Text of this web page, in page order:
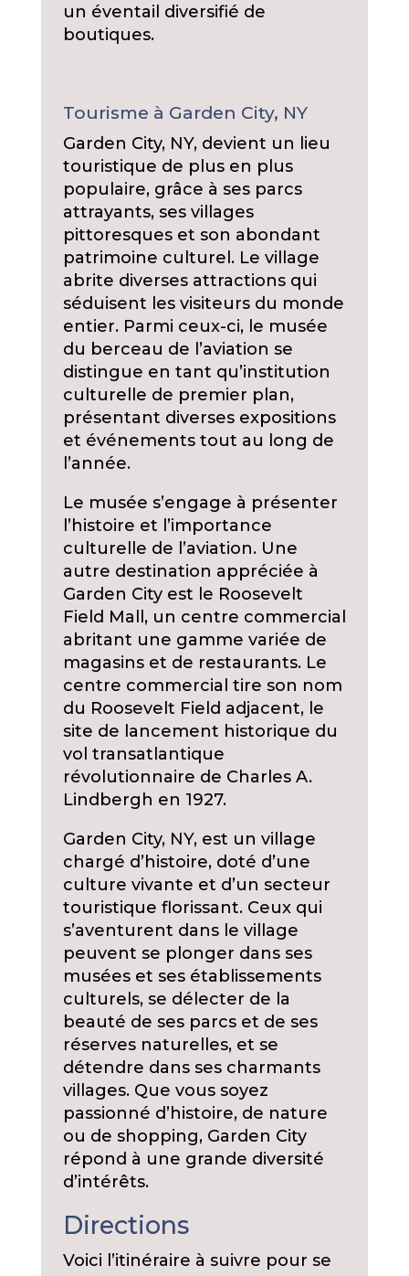
un éventail diversifié de
boutiques.
Tourisme à Garden City, NY
Garden City, NY, devient un lieu
touristique de plus en plus
populaire, grâce à ses parcs
attrayants, ses villages
pittoresques et son abondant
patrimoine culturel. Le village
abrite diverses attractions qui
séduisent les visiteurs du monde
entier. Parmi ceux-ci, le musée
du berceau de l’aviation se
distingue en tant qu’institution
culturelle de premier plan,
présentant diverses expositions
et événements tout au long de
l’année.
Le musée s’engage à présenter
l’histoire et l’importance
culturelle de l’aviation. Une
autre destination appréciée à
Garden City est le Roosevelt
Field Mall, un centre commercial
abritant une gamme variée de
magasins et de restaurants. Le
centre commercial tire son nom
du Roosevelt Field adjacent, le
site de lancement historique du
vol transatlantique
révolutionnaire de Charles A.
Lindbergh en 1927.
Garden City, NY, est un village
chargé d’histoire, doté d’une
culture vivante et d’un secteur
touristique florissant. Ceux qui
s’aventurent dans le village
peuvent se plonger dans ses
musées et ses établissements
culturels, se délecter de la
beauté de ses parcs et de ses
réserves naturelles, et se
détendre dans ses charmants
villages. Que vous soyez
passionné d’histoire, de nature
ou de shopping, Garden City
répond à une grande diversité
d’intérêts.
Directions
Voici l’itinéraire à suivre pour se